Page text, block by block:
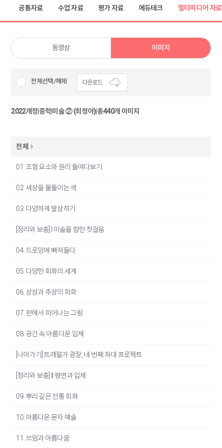
공통자료 수업 자료 평가 자료 에듀테크 멀티미디어 자료
동영상 이미지
전체선택/해제 다운로드
2022개정|중학|미술 ② (최정아)|총440개 이미지
전체
01. 조형 요소와 원리 들여다보기
02. 세상을 물들이는 색
03. 다양하게 발상하기
[정리와 보충] I 미술을 향한 첫걸음
04. 드로잉에 빠져들다
05. 다양한 회화의 세계
06. 상상과 추상의 회화
07. 판에서 피어나는 그림
08. 공간 속 아름다운 입체
[나아가기] 트래펄가 광장, 네 번째 좌대 프로젝트
[정리와 보충] II 평면과 입체
09. 뿌리 깊은 전통 회화
10. 아름다운 문자 예술
11. 쓰임과 아름다움